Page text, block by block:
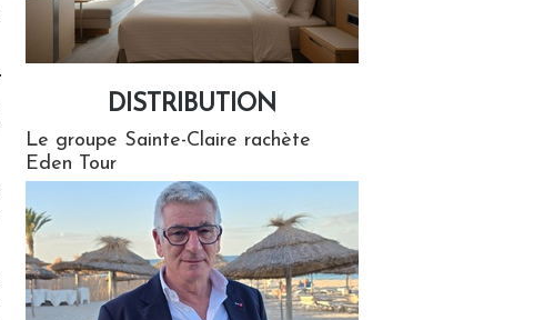
DISTRIBUTION
Le groupe Sainte-Claire rachète
Eden Tour